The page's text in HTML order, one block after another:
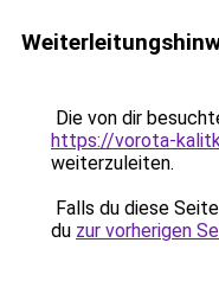
Die von dir
https://vorota-
weiterzuleiten.
Falls du diese
du zur vorherigen